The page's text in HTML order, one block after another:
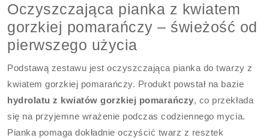
Oczyszczająca pianka z kwiatem
gorzkiej pomarańczy – świeżość od
pierwszego użycia
Podstawą zestawu jest oczyszczająca pianka do twarzy z
kwiatem gorzkiej pomarańczy. Produkt powstał na bazie
hydrolatu z kwiatów gorzkiej pomarańczy, co przekłada
się na przyjemne wrażenie podczas codziennego mycia.
Pianka pomaga dokładnie oczyścić twarz z resztek